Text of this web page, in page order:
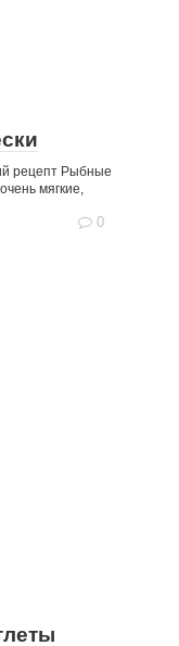
рецепт Рыбные
мягкие,
0